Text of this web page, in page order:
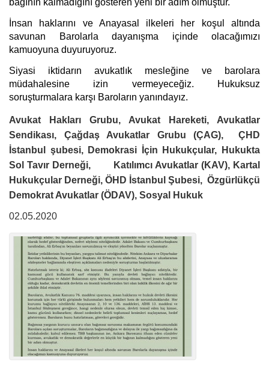
İnsan haklarını ve Anayasal ilkeleri her koşul altında
savunan Barolarla dayanışma içinde olacağımızı
kamuoyuna duyuruyoruz.
Siyasi iktidarın avukatlık mesleğine ve barolara
müdahalesine izin vermeyeceğiz. Hukuksuz
soruşturmalara karşı Baroların yanındayız.
Avukat Hakları Grubu, Avukat Hareketi, Avukatlar
Sendikası, Çağdaş Avukatlar Grubu (ÇAG),  ÇHD
İstanbul şubesi, Demokrasi İçin Hukukçular, Hukukta
Sol Tavır Derneği,        Katılımcı Avukatlar (KAV), Kartal
Hukukçular Derneği, ÖHD İstanbul Şubesi,  Özgürlükçü
Demokrat Avukatlar (ÖDAV), Sosyal Hukuk
02.05.2020